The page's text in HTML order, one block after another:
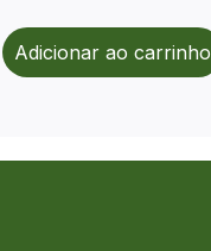
Adicionar ao carrinho